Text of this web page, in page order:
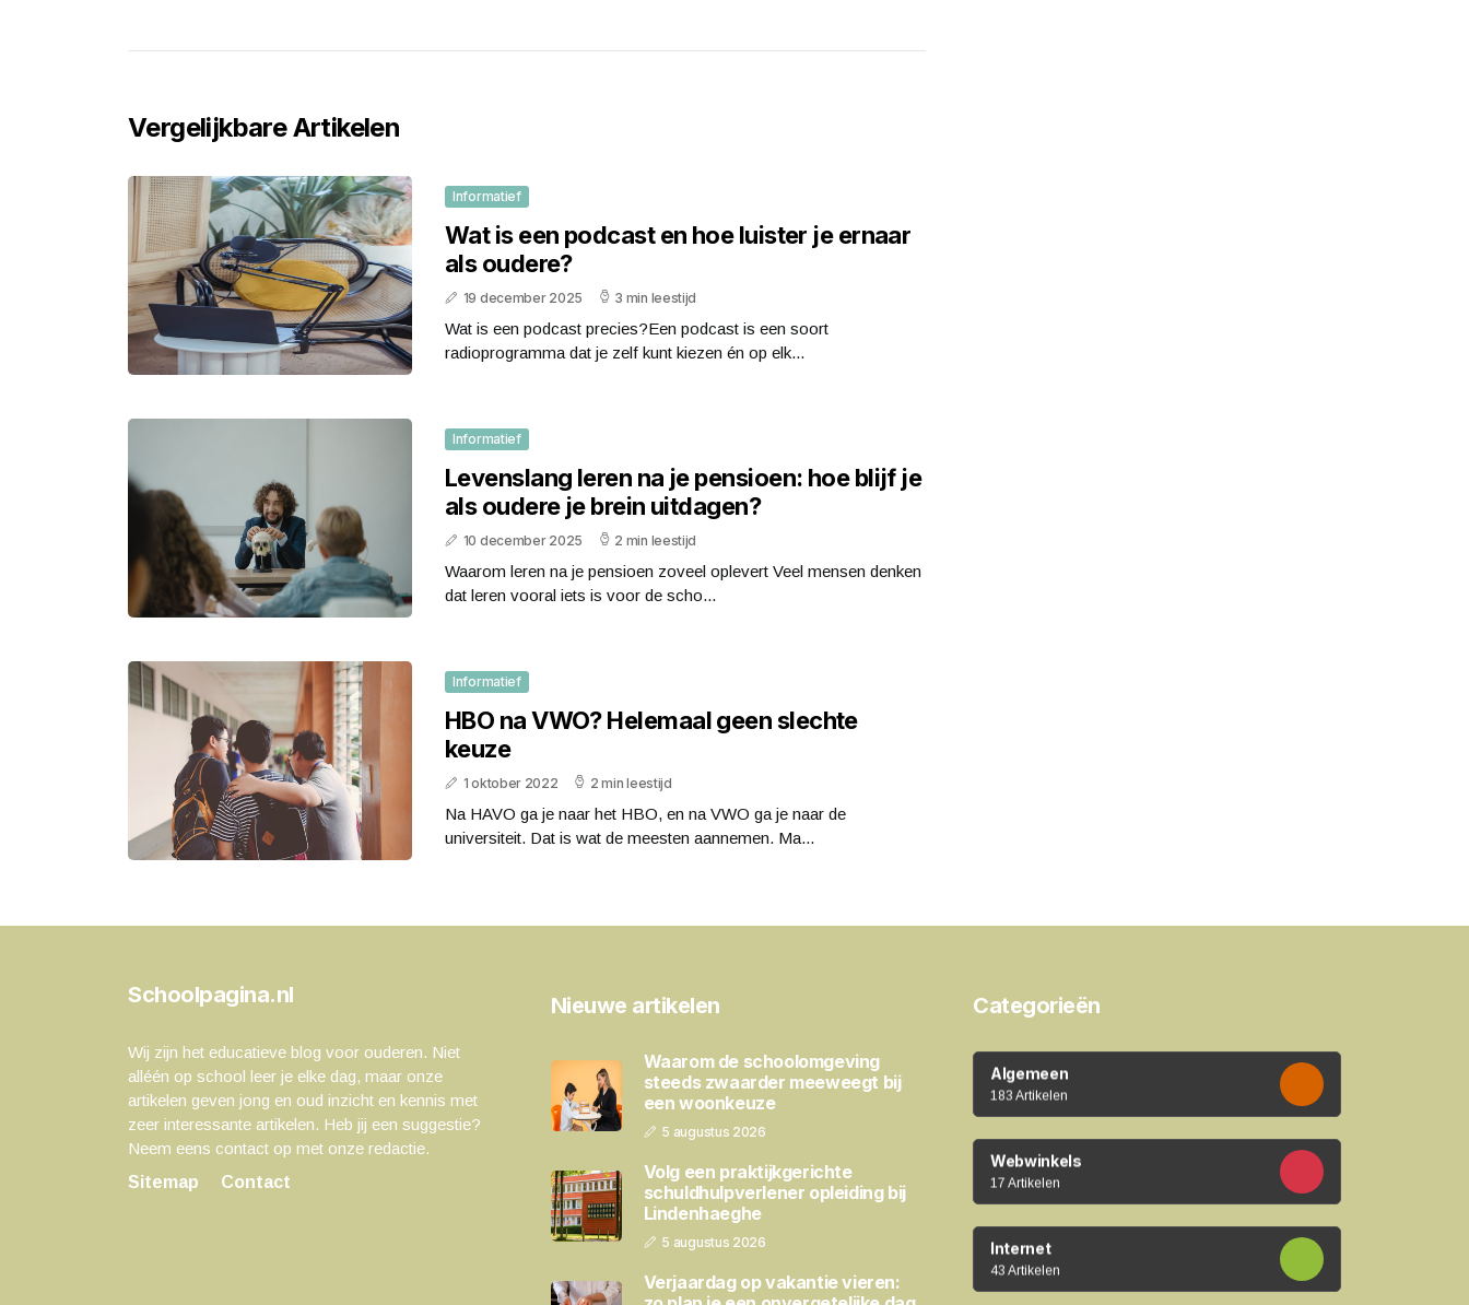
Vergelijkbare Artikelen
Informatief
Wat is een podcast en hoe luister je ernaar
als oudere?
19 december 2025 3 min leestijd
Wat is een podcast precies?Een podcast is een soort
radioprogramma dat je zelf kunt kiezen én op elk...
Informatief
Levenslang leren na je pensioen: hoe blijf je
als oudere je brein uitdagen?
10 december 2025 2 min leestijd
Waarom leren na je pensioen zoveel oplevert Veel mensen denken
dat leren vooral iets is voor de scho...
Informatief
HBO na VWO? Helemaal geen slechte
keuze
1 oktober 2022 2 min leestijd
Na HAVO ga je naar het HBO, en na VWO ga je naar de
universiteit. Dat is wat de meesten aannemen. Ma...
Schoolpagina.nl
Wij zijn het educatieve blog voor ouderen. Niet
alléén op school leer je elke dag, maar onze
artikelen geven jong en oud inzicht en kennis met
zeer interessante artikelen. Heb jij een suggestie?
Neem eens contact op met onze redactie.
Sitemap
Contact
Nieuwe artikelen
Waarom de schoolomgeving
steeds zwaarder meeweegt bij
een woonkeuze
5 augustus 2026
Volg een praktijkgerichte
schuldhulpverlener opleiding bij
Lindenhaeghe
5 augustus 2026
Verjaardag op vakantie vieren:
Categorieën
Algemeen
183 Artikelen
Webwinkels
17 Artikelen
Internet
43 Artikelen